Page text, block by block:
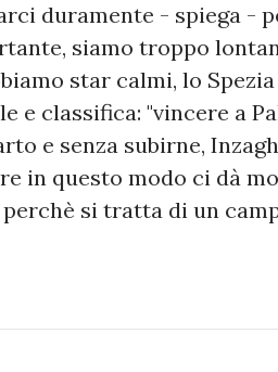
duramente - spiega -
siamo troppo
star calmi, lo
e classifica: "vincere a
e senza subirne,
in questo modo ci dà
si tratta di un